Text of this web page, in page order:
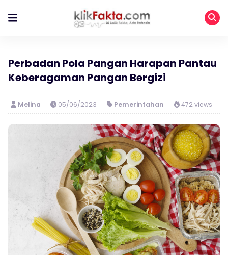
Perbadan Pola Pangan Harapan Pantau
Keberagaman Pangan Bergizi
Melina 05/06/2023 Pemerintahan 472 views